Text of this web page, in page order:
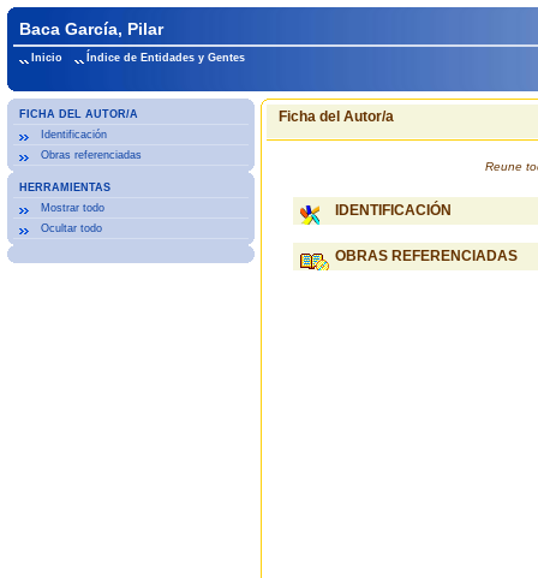
Baca García, Pilar
Inicio Índice de Entidades y Gentes
FICHA DEL AUTOR/A
Identificación
Obras referenciadas
HERRAMIENTAS
Mostrar todo
Ocultar todo
Ficha del Autor/a
Reune
IDENTIFICACIÓN
OBRAS REFERENCIADAS